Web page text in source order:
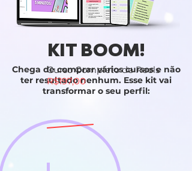
KIT BOOM!
Chega de comprar vários cursos e não
ter resultado nenhum. Esse kit vai
transformar o seu perfil:
Curso Completo de Reels
R$197,00